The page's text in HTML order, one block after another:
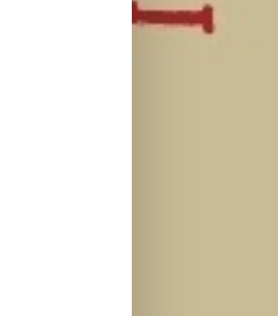
sniženi do 30
odsto